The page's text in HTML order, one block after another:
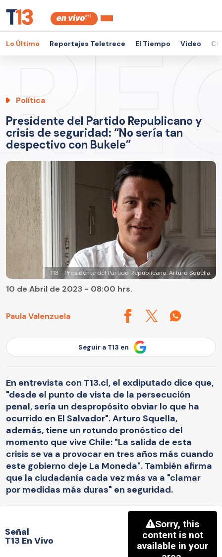
Lo Último Reportajes Teletrece El Tiempo Video
Política
Presidente del Partido Republicano y
crisis de seguridad: “No sería tan
despectivo con Bukele”
T13 - Presidente del Partido Republicano, Arturo Squella.
Paula Valenzuela
10 de Abril de 2023 - 08:00 hrs.
Seguir a T13 en
En entrevista con T13.cl, el exdiputado dice que,
"desde el punto de vista de la persecución
penal, sería un despropósito obviar lo que ha
ocurrido en El Salvador". Arturo Squella,
además, tiene un rotundo pronóstico del
momento que vive Chile: "La salida de esta
crisis se va a provocar en tres años más cuando
este gobierno deje La Moneda". También afirma
que la ciudadanía cada vez más va a "clamar
por medidas más duras" en seguridad.
Señal
T13 En Vivo